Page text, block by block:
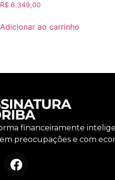
R$ 6.349,00
Adicionar ao carrinho
financeiramente
preocupações e com